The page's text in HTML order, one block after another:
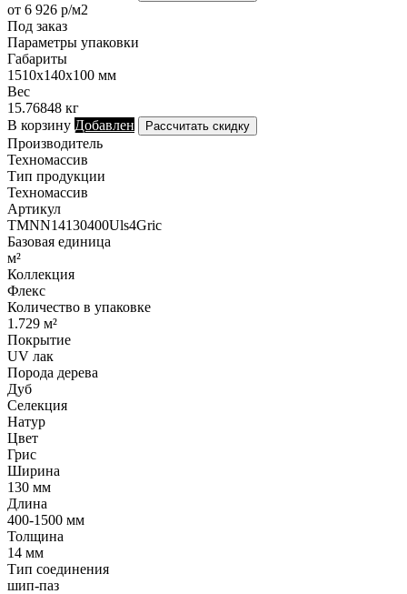
от 6 926 р/м2
Под заказ
Параметры упаковки
Габариты
1510х140х100 мм
Вес
15.76848 кг
В корзину Добавлен Рассчитать скидку
Производитель
Техномассив
Тип продукции
Техномассив
Артикул
TMNN14130400Uls4Gric
Базовая единица
м²
Коллекция
Флекс
Количество в упаковке
1.729 м²
Покрытие
UV лак
Порода дерева
Дуб
Селекция
Натур
Цвет
Грис
Ширина
130 мм
Длина
400-1500 мм
Толщина
14 мм
Тип соединения
шип-паз